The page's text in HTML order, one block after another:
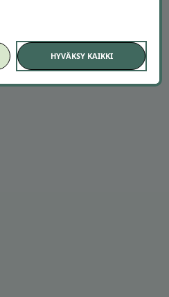
HYVÄKSY KAIKKI